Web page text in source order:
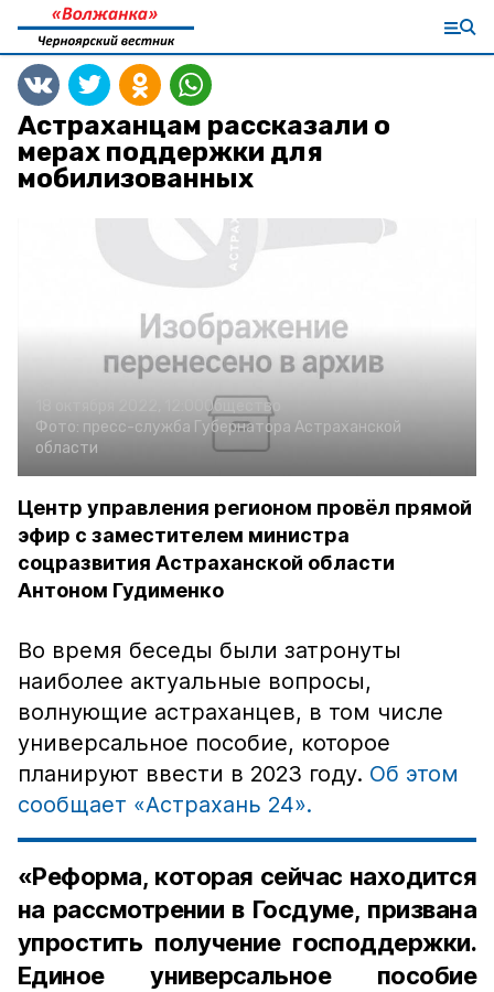
Астраханцам рассказали о
мерах поддержки для
мобилизованных
Общество
Фото: пресс-служба Губернатора Астраханской
области
Центр управления регионом провёл прямой
эфир с заместителем министра
соцразвития Астраханской области
Антоном Гудименко
Во время беседы были затронуты
наиболее актуальные вопросы,
волнующие астраханцев, в том числе
универсальное пособие, которое
планируют ввести в 2023 году. Об этом
сообщает «Астрахань 24».
«Реформа, которая сейчас находится
на рассмотрении в Госдуме, призвана
упростить получение господдержки.
Единое универсальное пособие